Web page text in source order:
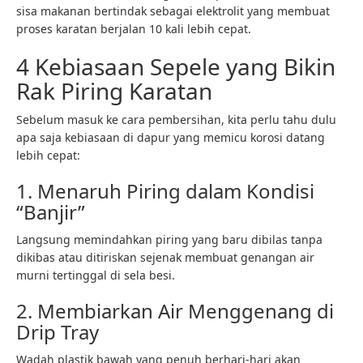
sisa makanan bertindak sebagai elektrolit yang membuat
proses karatan berjalan 10 kali lebih cepat.
4 Kebiasaan Sepele yang Bikin
Rak Piring Karatan
Sebelum masuk ke cara pembersihan, kita perlu tahu dulu
apa saja kebiasaan di dapur yang memicu korosi datang
lebih cepat:
1. Menaruh Piring dalam Kondisi
“Banjir”
Langsung memindahkan piring yang baru dibilas tanpa
dikibas atau ditiriskan sejenak membuat genangan air
murni tertinggal di sela besi.
2. Membiarkan Air Menggenang di
Drip Tray
Wadah plastik bawah yang penuh berhari-hari akan